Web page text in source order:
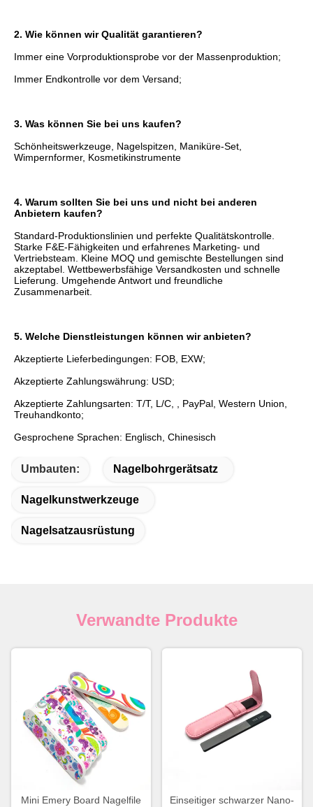
2. Wie können wir Qualität garantieren?
Immer eine Vorproduktionsprobe vor der Massenproduktion;
Immer Endkontrolle vor dem Versand;
3. Was können Sie bei uns kaufen?
Schönheitswerkzeuge, Nagelspitzen, Maniküre-Set,
Wimpernformer, Kosmetikinstrumente
4. Warum sollten Sie bei uns und nicht bei anderen
Anbietern kaufen?
Standard-Produktionslinien und perfekte Qualitätskontrolle.
Starke F&E-Fähigkeiten und erfahrenes Marketing- und
Vertriebsteam. Kleine MOQ und gemischte Bestellungen sind
akzeptabel. Wettbewerbsfähige Versandkosten und schnelle
Lieferung. Umgehende Antwort und freundliche
Zusammenarbeit.
5. Welche Dienstleistungen können wir anbieten?
Akzeptierte Lieferbedingungen: FOB, EXW;
Akzeptierte Zahlungswährung: USD;
Akzeptierte Zahlungsarten: T/T, L/C, , PayPal, Western Union,
Treuhandkonto;
Gesprochene Sprachen: Englisch, Chinesisch
Umbauten: Nagelbohrgerätsatz
Nagelkunstwerkzeuge
Nagelsatzausrüstung
Verwandte Produkte
Mini Emery Board Nagelfile
Einseitiger schwarzer Nano-